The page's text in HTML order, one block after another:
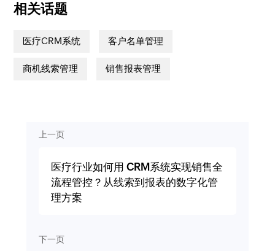
相关话题
医疗CRM系统 客户名单管理
商机线索管理 销售报表管理
上一页
医疗行业如何用 CRM系统实现销售全
流程管控？从线索到报表的数字化管
理方案
下一页